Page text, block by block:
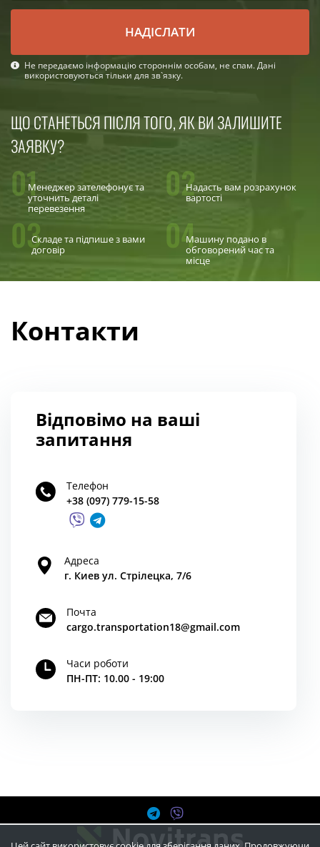
НАДІСЛАТИ
Не передаємо інформацію стороннім особам, не спам. Дані
використовуються тільки для зв`язку.
ЩО СТАНЕТЬСЯ ПІСЛЯ ТОГО, ЯК ВИ ЗАЛИШИТЕ
ЗАЯВКУ?
01Менеджер зателефонує та
уточнить деталі
перевезення
02Надасть вам розрахунок
вартості
03Складе та підпише з вами
договір
04Машину подано в
обговорений час та
місце
Контакти
Відповімо на ваші
запитання
Телефон
+38 (097) 779-15-58
Адреса
г. Киев ул. Стрілецка, 7/6
Почта
cargo.transportation18@gmail.com
Часи роботи
ПН-ПТ: 10.00 - 19:00